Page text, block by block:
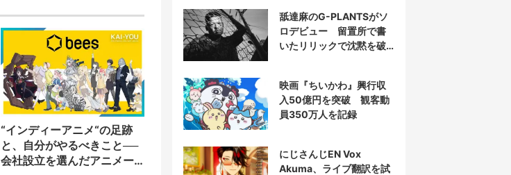
“インディーアニメ“の足跡
と、自分がやるべきこと──
会社設立を選んだアニメー
舐達麻のG-PLANTSがソ
ロデビュー 留置所で書
いたリリックで沈黙を破
映画『ちいかわ』興行収
入50億円を突破 観客動
員350万人を記録
にじさんじEN Vox
Akuma、ライブ翻訳を試